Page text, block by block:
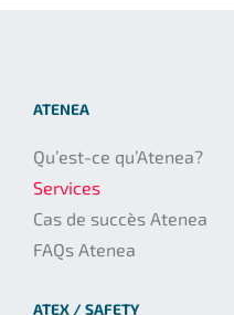
ATENEA
Qu’est-ce qu’Atenea?
Services
Cas de succès Atenea
FAQs Atenea
ATEX / SAFETY